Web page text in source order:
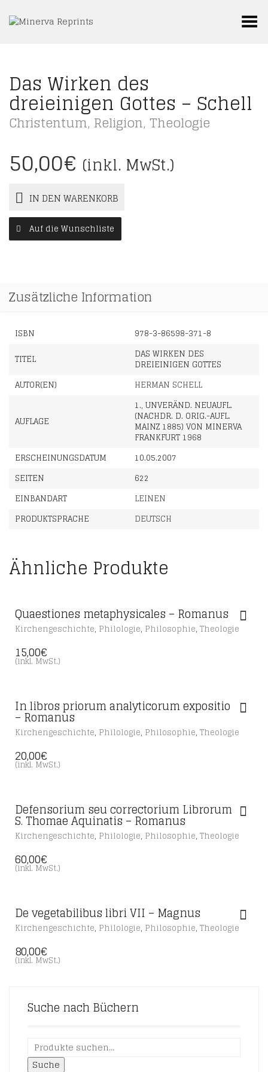
Toggle Menu
Das Wirken des
dreieinigen Gottes – Schell
Christentum, Religion, Theologie
50,00€ (inkl. MwSt.)
IN DEN WARENKORB
Auf die Wunschliste
Zusätzliche Information
ISBN
978-3-86598-371-8
TITEL
DAS WIRKEN DES
DREIEINIGEN GOTTES
AUTOR(EN)
HERMAN SCHELL
AUFLAGE
1., UNVERÄND. NEUAUFL.
(NACHDR. D. ORIG.-AUFL.
MAINZ 1885) VON MINERVA
FRANKFURT 1968
ERSCHEINUNGSDATUM
10.05.2007
SEITEN
622
EINBANDART
LEINEN
PRODUKTSPRACHE
DEUTSCH
Ähnliche Produkte
Quaestiones metaphysicales – Romanus
Kirchengeschichte, Philologie, Philosophie, Theologie
15,00€
(inkl. MwSt.)
In libros priorum analyticorum expositio
– Romanus
Kirchengeschichte, Philologie, Philosophie, Theologie
20,00€
(inkl. MwSt.)
Defensorium seu correctorium Librorum
S. Thomae Aquinatis – Romanus
Kirchengeschichte, Philologie, Philosophie, Theologie
60,00€
(inkl. MwSt.)
De vegetabilibus libri VII – Magnus
Kirchengeschichte, Philologie, Philosophie, Theologie
80,00€
(inkl. MwSt.)
Suche nach Büchern
Suche